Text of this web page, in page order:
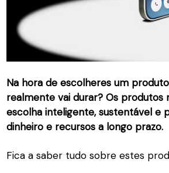
Na hora de escolheres um
realmente vai durar? Os produtos
escolha inteligente, sustentável
dinheiro e recursos a longo prazo.
Fica a saber tudo sobre estes